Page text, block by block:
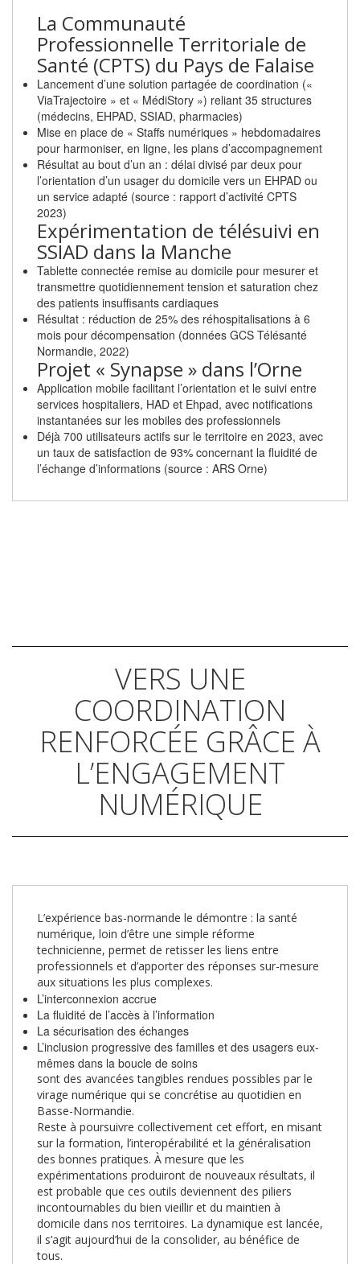
La Communauté
Professionnelle Territoriale de
Santé (CPTS) du Pays de Falaise
Lancement d’une solution partagée de coordination («
ViaTrajectoire » et « MédiStory ») reliant 35 structures
(médecins, EHPAD, SSIAD, pharmacies)
Mise en place de « Staffs numériques » hebdomadaires
pour harmoniser, en ligne, les plans d’accompagnement
Résultat au bout d’un an : délai divisé par deux pour
l’orientation d’un usager du domicile vers un EHPAD ou
un service adapté (source : rapport d’activité CPTS
2023)
Expérimentation de télésuivi en
SSIAD dans la Manche
Tablette connectée remise au domicile pour mesurer et
transmettre quotidiennement tension et saturation chez
des patients insuffisants cardiaques
Résultat : réduction de 25% des réhospitalisations à 6
mois pour décompensation (données GCS Télésanté
Normandie, 2022)
Projet « Synapse » dans l’Orne
Application mobile facilitant l’orientation et le suivi entre
services hospitaliers, HAD et Ehpad, avec notifications
instantanées sur les mobiles des professionnels
Déjà 700 utilisateurs actifs sur le territoire en 2023, avec
un taux de satisfaction de 93% concernant la fluidité de
l’échange d’informations (source : ARS Orne)
VERS UNE
COORDINATION
RENFORCÉE GRÂCE À
L’ENGAGEMENT
NUMÉRIQUE
L’expérience bas-normande le démontre : la santé
numérique, loin d’être une simple réforme
technicienne, permet de retisser les liens entre
professionnels et d’apporter des réponses sur-mesure
aux situations les plus complexes.
L’interconnexion accrue
La fluidité de l’accès à l’information
La sécurisation des échanges
L’inclusion progressive des familles et des usagers eux-
mêmes dans la boucle de soins
sont des avancées tangibles rendues possibles par le
virage numérique qui se concrétise au quotidien en
Basse-Normandie.
Reste à poursuivre collectivement cet effort, en misant
sur la formation, l’interopérabilité et la généralisation
des bonnes pratiques. À mesure que les
expérimentations produiront de nouveaux résultats, il
est probable que ces outils deviennent des piliers
incontournables du bien vieillir et du maintien à
domicile dans nos territoires. La dynamique est lancée,
il s’agit aujourd’hui de la consolider, au bénéfice de
tous.